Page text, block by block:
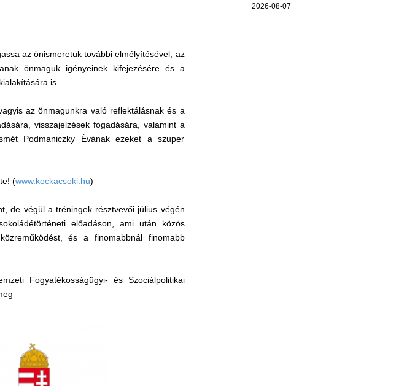
az önismeretük további elmélyítésével, az
önmaguk igényeinek kifejezésére és a
is.
az önmagunkra való reflektálásnak és a
visszajelzések fogadására, valamint a
Podmaniczky Évának ezeket a szuper
(www.kockacsoki.hu)
de végül a tréningek résztvevői július végén
előadáson, ami után közös
és a finomabbnál finomabb
Fogyatékosságügyi- és Szociálpolitikai
2026-08-07